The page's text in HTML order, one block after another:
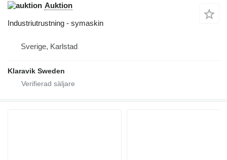
Auktion
Industriutrustning - symaskin
Sverige, Karlstad
Klaravik Sweden